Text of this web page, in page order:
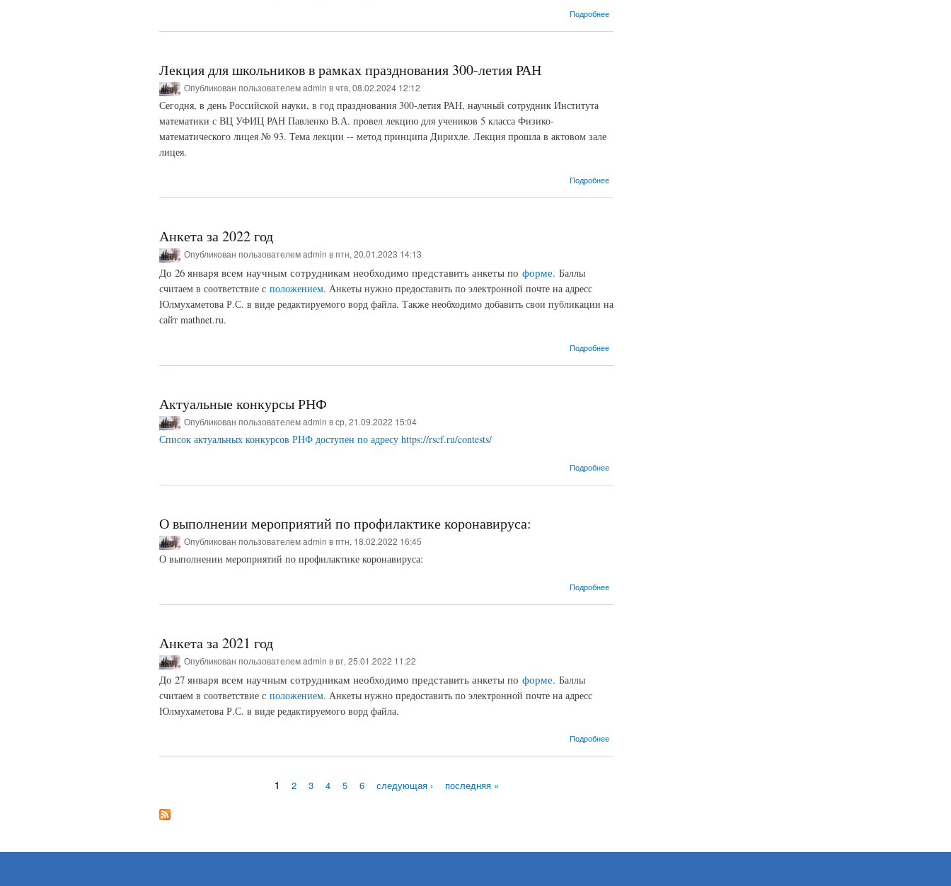
Подробнее
Лекция для школьников в рамках празднования 300-летия РАН
Опубликован пользователемadmin в чтв, 08.02.2024 12:12
Сегодня, в день Российской науки, в год празднования 300-летия РАН, научный сотрудник Института
математики с ВЦ УФИЦ РАН Павленко В.А. провел лекцию для учеников 5 класса Физико-
математического лицея № 93. Тема лекции -- метод принципа Дирихле. Лекция прошла в актовом зале
лицея.
Подробнее
Анкета за 2022 год
Опубликован пользователемadmin в птн, 20.01.2023 14:13
До 26 января всем научным сотрудникам необходимо представить анкеты по форме. Баллы
считаем в соответствие с положением. Анкеты нужно предоставить по электронной почте на адресс
Юлмухаметова Р.С. в виде редактируемого ворд файла. Также необходимо добавить свои публикации на
сайт mathnet.ru.
Подробнее
Актуальные конкурсы РНФ
Опубликован пользователемadmin в ср, 21.09.2022 15:04
Список актуальных конкурсов РНФ доступен по адресу https://rscf.ru/contests/
Подробнее
О выполнении мероприятий по профилактике коронавируса:
Опубликован пользователемadmin в птн, 18.02.2022 16:45
О выполнении мероприятий по профилактике коронавируса:
Подробнее
Анкета за 2021 год
Опубликован пользователемadmin в вт, 25.01.2022 11:22
До 27 января всем научным сотрудникам необходимо представить анкеты по форме. Баллы
считаем в соответствие с положением. Анкеты нужно предоставить по электронной почте на адресс
Юлмухаметова Р.С. в виде редактируемого ворд файла.
Подробнее
1 2 3 4 5 6 следующая › последняя »